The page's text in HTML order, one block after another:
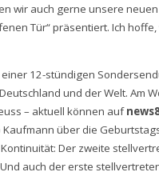
wir auch gerne unsere
Tür“ präsentiert. Ich
12-stündigen
und der Welt. Am
– aktuell können auf
über die
Der zweite
auch der erste